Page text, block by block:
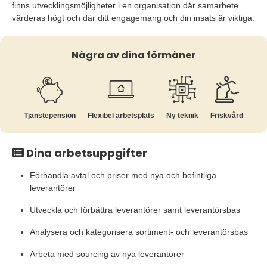
finns utvecklingsmöjligheter i en organisation där samarbete
värderas högt och där ditt engagemang och din insats är viktiga.
Några av dina förmåner
Tjänste­pension Flexibel arbetsplats Ny teknik Friskvård
Dina arbetsuppgifter
Förhandla avtal och priser med nya och befintliga
leverantörer
Utveckla och förbättra leverantörer samt leverantörsbas
Analysera och kategorisera sortiment- och leverantörsbas
Arbeta med sourcing av nya leverantörer